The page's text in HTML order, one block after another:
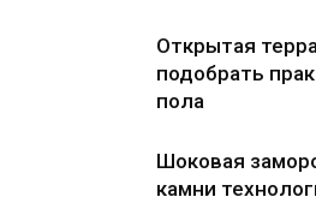
Открытая
подобрать
пола
Шоковая
камни